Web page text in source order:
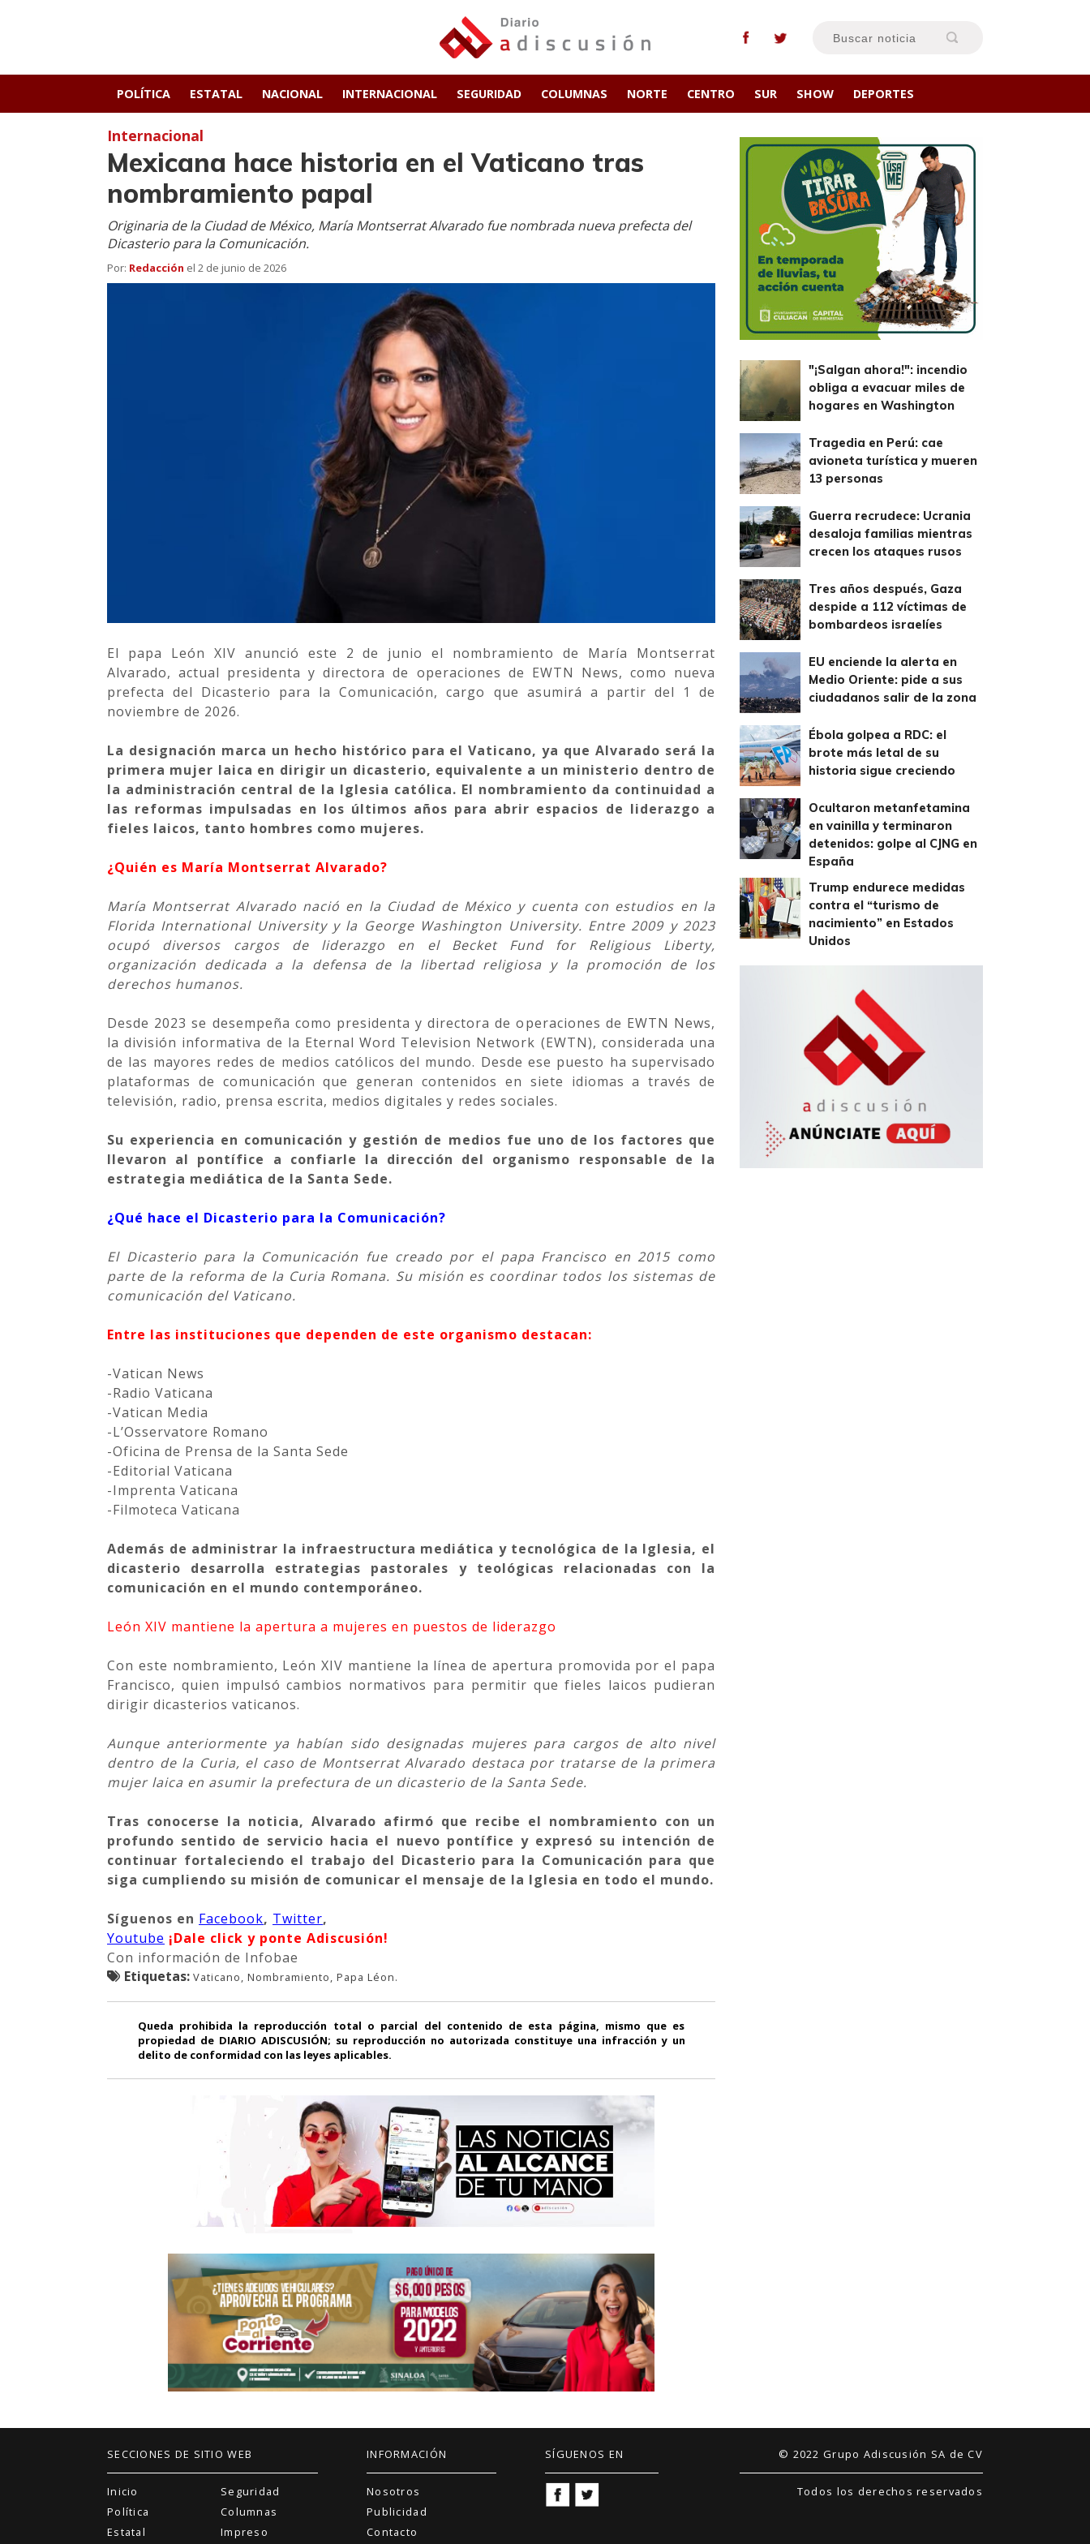
POLÍTICA ESTATAL NACIONAL INTERNACIONAL SEGURIDAD COLUMNAS NORTE CENTRO SUR SHOW DEPORTES
Internacional
Mexicana hace historia en el Vaticano tras
nombramiento papal
Originaria de la Ciudad de México, María Montserrat Alvarado fue nombrada nueva prefecta del
Dicasterio para la Comunicación.
Por: Redacción el 2 de junio de 2026
El papa León XIV anunció este 2 de junio el nombramiento de María Montserrat
Alvarado, actual presidenta y directora de operaciones de EWTN News, como nueva
prefecta del Dicasterio para la Comunicación, cargo que asumirá a partir del 1 de
noviembre de 2026.
La designación marca un hecho histórico para el Vaticano, ya que Alvarado será la
primera mujer laica en dirigir un dicasterio, equivalente a un ministerio dentro de
la administración central de la Iglesia católica. El nombramiento da continuidad a
las reformas impulsadas en los últimos años para abrir espacios de liderazgo a
fieles laicos, tanto hombres como mujeres.
¿Quién es María Montserrat Alvarado?
María Montserrat Alvarado nació en la Ciudad de México y cuenta con estudios en la
Florida International University y la George Washington University. Entre 2009 y 2023
ocupó diversos cargos de liderazgo en el Becket Fund for Religious Liberty,
organización dedicada a la defensa de la libertad religiosa y la promoción de los
derechos humanos.
Desde 2023 se desempeña como presidenta y directora de operaciones de EWTN News,
la división informativa de la Eternal Word Television Network (EWTN), considerada una
de las mayores redes de medios católicos del mundo. Desde ese puesto ha supervisado
plataformas de comunicación que generan contenidos en siete idiomas a través de
televisión, radio, prensa escrita, medios digitales y redes sociales.
Su experiencia en comunicación y gestión de medios fue uno de los factores que
llevaron al pontífice a confiarle la dirección del organismo responsable de la
estrategia mediática de la Santa Sede.
¿Qué hace el Dicasterio para la Comunicación?
El Dicasterio para la Comunicación fue creado por el papa Francisco en 2015 como
parte de la reforma de la Curia Romana. Su misión es coordinar todos los sistemas de
comunicación del Vaticano.
Entre las instituciones que dependen de este organismo destacan:
-Vatican News
-Radio Vaticana
-Vatican Media
-L’Osservatore Romano
-Oficina de Prensa de la Santa Sede
-Editorial Vaticana
-Imprenta Vaticana
-Filmoteca Vaticana
Además de administrar la infraestructura mediática y tecnológica de la Iglesia, el
dicasterio desarrolla estrategias pastorales y teológicas relacionadas con la
comunicación en el mundo contemporáneo.
León XIV mantiene la apertura a mujeres en puestos de liderazgo
Con este nombramiento, León XIV mantiene la línea de apertura promovida por el papa
Francisco, quien impulsó cambios normativos para permitir que fieles laicos pudieran
dirigir dicasterios vaticanos.
Aunque anteriormente ya habían sido designadas mujeres para cargos de alto nivel
dentro de la Curia, el caso de Montserrat Alvarado destaca por tratarse de la primera
mujer laica en asumir la prefectura de un dicasterio de la Santa Sede.
Tras conocerse la noticia, Alvarado afirmó que recibe el nombramiento con un
profundo sentido de servicio hacia el nuevo pontífice y expresó su intención de
continuar fortaleciendo el trabajo del Dicasterio para la Comunicación para que
siga cumpliendo su misión de comunicar el mensaje de la Iglesia en todo el mundo.
Síguenos en Facebook, Twitter,
Youtube ¡Dale click y ponte Adiscusión!
Con información de Infobae
Etiquetas: Vaticano, Nombramiento, Papa Léon.
Queda prohibida la reproducción total o parcial del contenido de esta página, mismo que es
propiedad de DIARIO ADISCUSIÓN; su reproducción no autorizada constituye una infracción y un
delito de conformidad con las leyes aplicables.
"¡Salgan ahora!": incendio
obliga a evacuar miles de
hogares en Washington
Tragedia en Perú: cae
avioneta turística y mueren
13 personas
Guerra recrudece: Ucrania
desaloja familias mientras
crecen los ataques rusos
Tres años después, Gaza
despide a 112 víctimas de
bombardeos israelíes
EU enciende la alerta en
Medio Oriente: pide a sus
ciudadanos salir de la zona
Ébola golpea a RDC: el
brote más letal de su
historia sigue creciendo
Ocultaron metanfetamina
en vainilla y terminaron
detenidos: golpe al CJNG en
España
Trump endurece medidas
contra el “turismo de
nacimiento” en Estados
Unidos
SECCIONES DE SITIO WEB
Inicio
Política
Estatal
Seguridad
Columnas
Impreso
INFORMACIÓN
Nosotros
Publicidad
Contacto
SÍGUENOS EN © 2022 Grupo Adiscusión SA de CV
Todos los derechos reservados